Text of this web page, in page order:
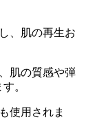
、肌の再生お
肌の質感や弾
。
使用されま